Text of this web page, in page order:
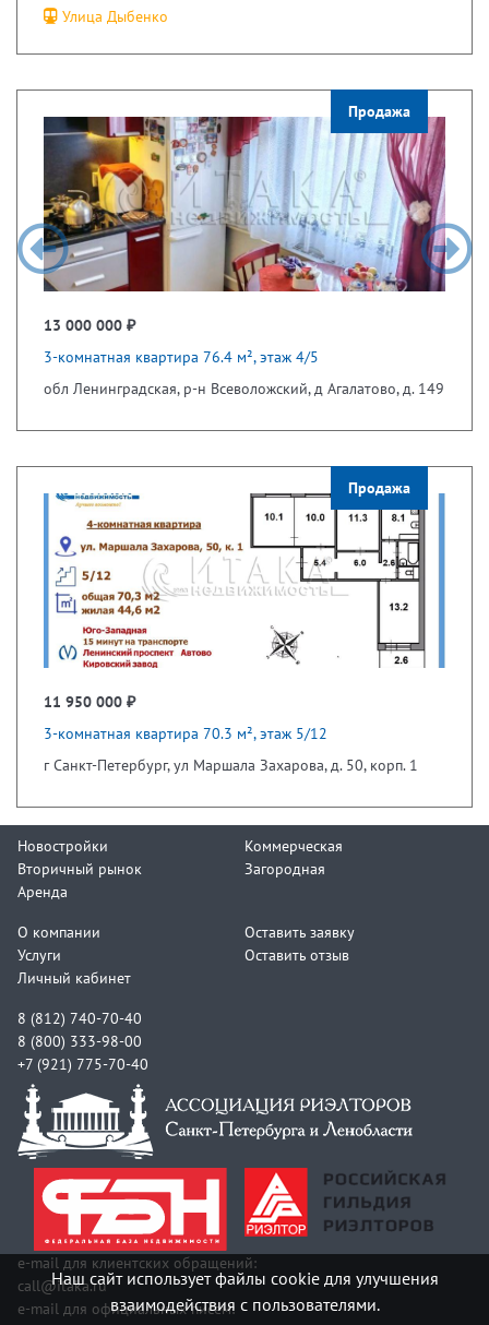
Улица Дыбенко
Продажа
13 000 000 ₽
3-комнатная квартира 76.4 м², этаж 4/5
обл Ленинградская, р-н Всеволожский, д Агалатово, д. 149
Продажа
11 950 000 ₽
3-комнатная квартира 70.3 м², этаж 5/12
г Санкт-Петербург, ул Маршала Захарова, д. 50, корп. 1
Новостройки
Вторичный рынок
Аренда
Коммерческая
Загородная
О компании
Услуги
Личный кабинет
Оставить заявку
Оставить отзыв
8 (812) 740-70-40
8 (800) 333-98-00
+7 (921) 775-70-40
e-mail для клиентских обращений:
call@itaka.ru
e-mail для официальных писем:
Наш сайт использует файлы cookie для улучшения
взаимодействия с пользователями.